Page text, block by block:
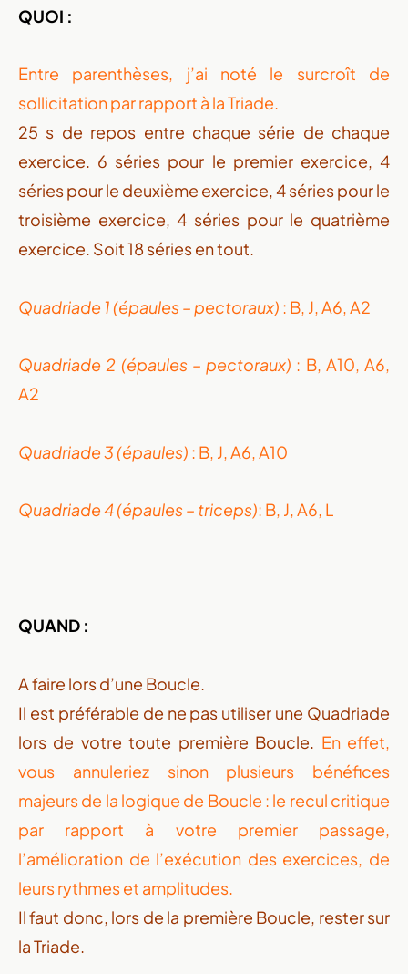
QUOI :
Entre parenthèses, j’ai noté le surcroît de
sollicitation par rapport à la Triade.
25 s de repos entre chaque série de chaque
exercice. 6 séries pour le premier exercice, 4
séries pour le deuxième exercice, 4 séries pour le
troisième exercice, 4 séries pour le quatrième
exercice. Soit 18 séries en tout.
Quadriade 1 (épaules – pectoraux) : B, J, A6, A2
Quadriade 2 (épaules – pectoraux) : B, A10, A6,
A2
Quadriade 3 (épaules) : B, J, A6, A10
Quadriade 4 (épaules – triceps): B, J, A6, L
QUAND :
A faire lors d’une Boucle.
Il est préférable de ne pas utiliser une Quadriade
lors de votre toute première Boucle.
En effet,
vous annuleriez sinon plusieurs bénéfices
majeurs de la logique de Boucle : le recul critique
par rapport à votre premier passage,
l’amélioration de l’exécution des exercices, de
leurs rythmes et amplitudes.
Il faut donc, lors de la première Boucle, rester sur
la Triade.